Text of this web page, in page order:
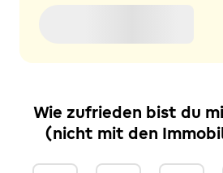
Wie zufrieden bist du
(nicht mit den